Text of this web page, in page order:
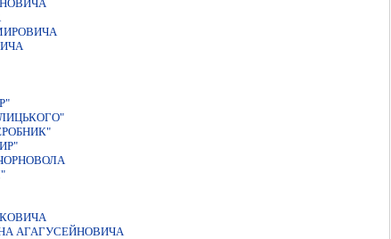
АГАГУСЕЙНОВИЧА